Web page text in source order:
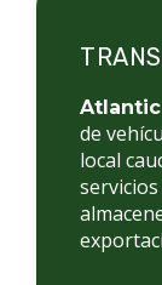
Atlantic
de
local